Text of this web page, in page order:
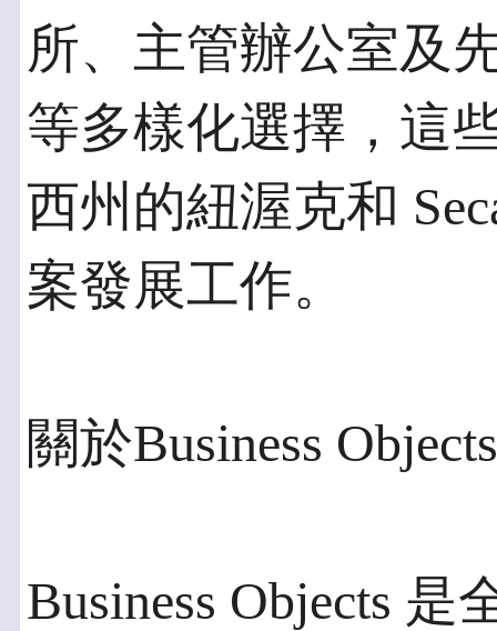
所、主管辦公室及
等多樣化選擇，這
西州的紐渥克和
案發展工作。
關於Business Objects
Business Objects